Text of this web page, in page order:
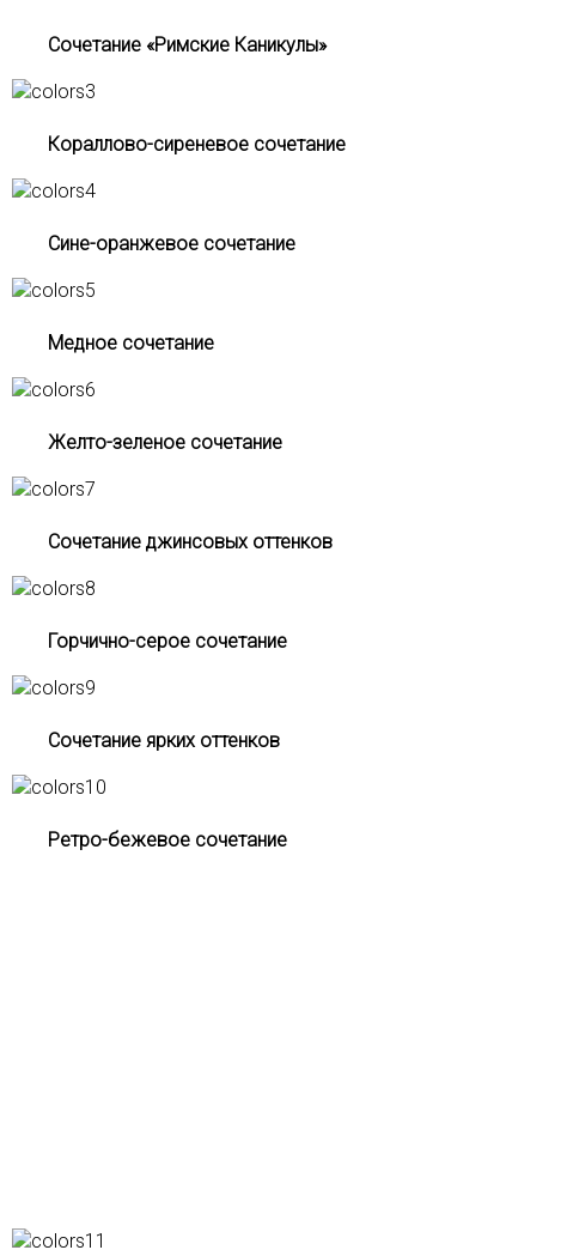
Cочетание «Римские Каникулы»
Кораллово-сиреневое сочетание
Сине-оранжевое сочетание
Медное сочетание
Желто-зеленое сочетание
Сочетание джинсовых оттенков
Горчично-серое сочетание
Сочетание ярких оттенков
Ретро-бежевое сочетание